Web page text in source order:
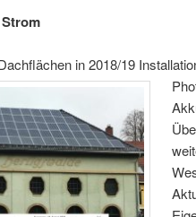
in 2018/19